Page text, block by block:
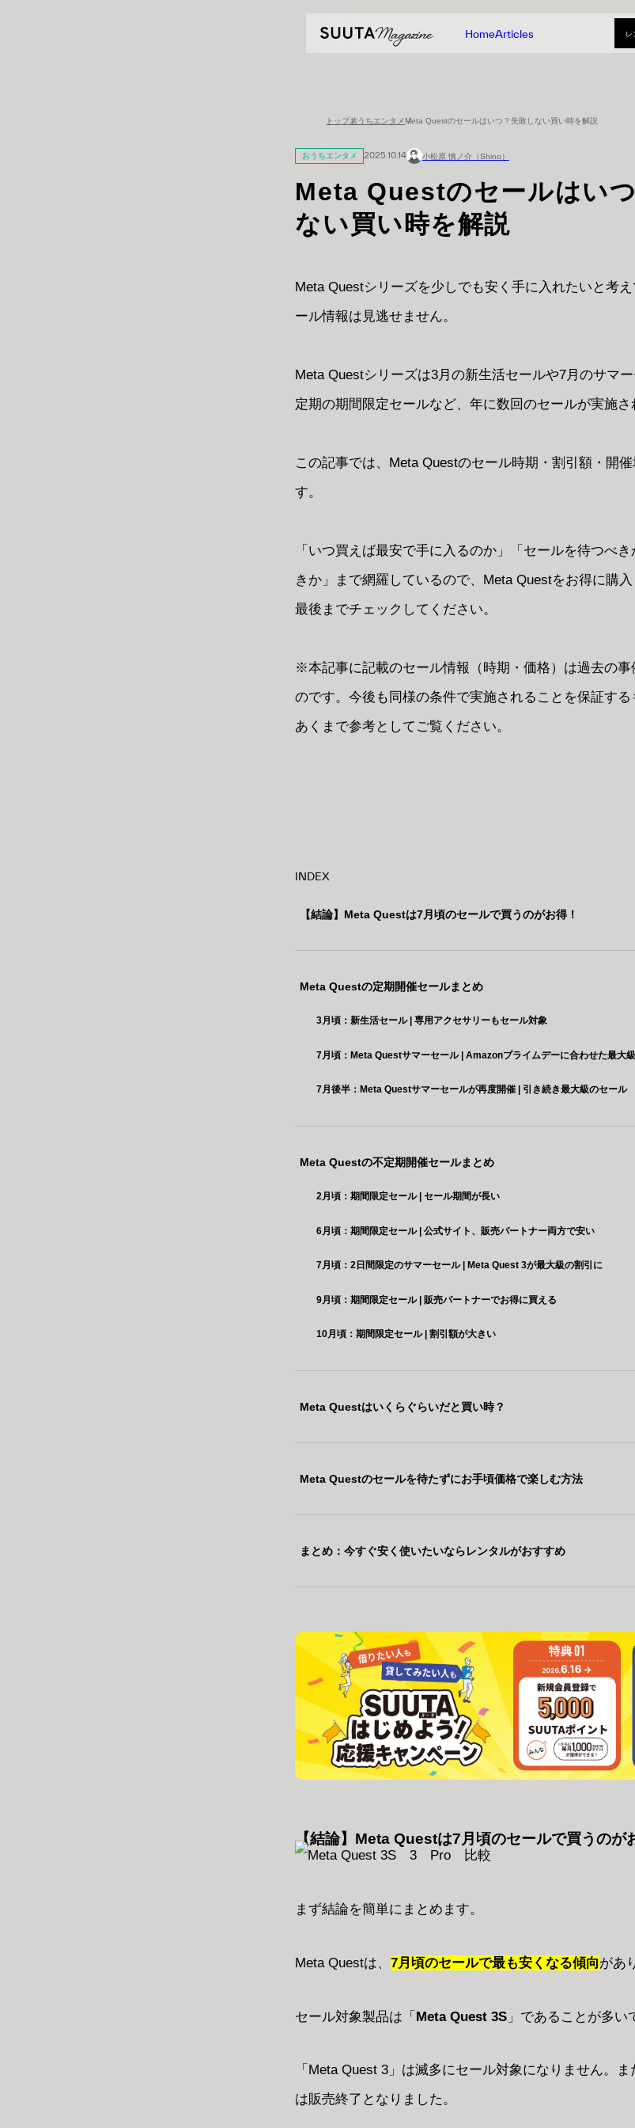
HomeArticles
レ
トップおうちエンタメ Meta Questのセールはいつ？失敗しない買い時を解説
おうちエンタメ 2025.10.14 小松原 慎ノ介（Shino）
Meta Questのセールはい
ない買い時を解説
Meta Questシリーズを少しでも安く手に入れたいと考
ール情報は見逃せません。
Meta Questシリーズは3月の新生活セールや7月のサマ
定期の期間限定セールなど、年に数回のセールが実施さ
この記事では、Meta Questのセール時期・割引額・開
す。
「いつ買えば最安で手に入るのか」「セールを待つべ
きか」まで網羅しているので、Meta Questをお得に購
最後までチェックしてください。
※本記事に記載のセール情報（時期・価格）は過去の事
のです。今後も同様の条件で実施されることを保証する
あくまで参考としてご覧ください。
INDEX
【結論】Meta Questは7月頃のセールで買うのがお得！
Meta Questの定期開催セールまとめ
3月頃：新生活セール | 専用アクセサリーもセール対象
7月頃：Meta Questサマーセール | Amazonプライムデーに合わせた最大
7月後半：Meta Questサマーセールが再度開催 | 引き続き最大級のセール
Meta Questの不定期開催セールまとめ
2月頃：期間限定セール | セール期間が長い
6月頃：期間限定セール | 公式サイト、販売パートナー両方で安い
7月頃：2日間限定のサマーセール | Meta Quest 3が最大級の割引に
9月頃：期間限定セール | 販売パートナーでお得に買える
10月頃：期間限定セール | 割引額が大きい
Meta Questはいくらぐらいだと買い時？
Meta Questのセールを待たずにお手頃価格で楽しむ方法
まとめ：今すぐ安く使いたいならレンタルがおすすめ
【結論】Meta Questは7月頃のセールで買うのが
まず結論を簡単にまとめます。
Meta Questは、7月頃のセールで最も安くなる傾向があ
セール対象製品は「 Meta Quest 3S 」であることが多い
「Meta Quest 3」は滅多にセール対象になりません。ま
は販売終了となりました。